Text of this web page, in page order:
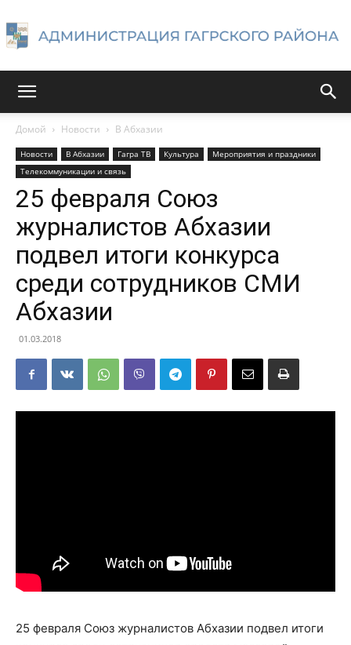
Гагрского
района
Домой Новости В Абхазии
Новости В Абхазии Гагра ТВ Культура
Мероприятия и праздники
Телекоммуникации и связь
25 февраля Союз
журналистов Абхазии
подвел итоги конкурса
среди сотрудников СМИ
Абхазии
01.03.2018
25 февраля Союз журналистов Абхазии подвел итоги